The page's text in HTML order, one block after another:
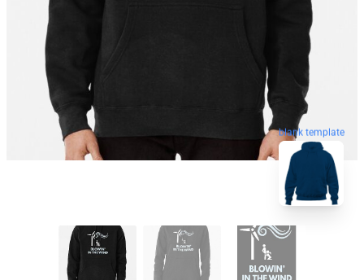
blank template